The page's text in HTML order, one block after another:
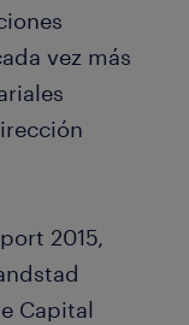
vez más
2015,
Capital